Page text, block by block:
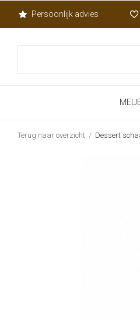
Persoonlijk advies
Terug naar overzicht Dessert